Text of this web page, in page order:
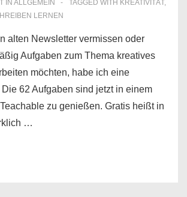
IN ALLGEMEIN TAGGED WITH KREATIVITÄT,
LERNEN
alten Newsletter vermissen oder
Aufgaben zum Thema kreatives
möchten, habe ich eine
62 Aufgaben sind jetzt in einem
zu genießen. Gratis heißt in
…